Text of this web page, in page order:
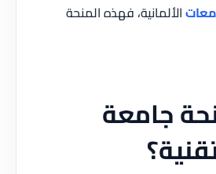
الألمانية، فهذه المنحة
جامعة